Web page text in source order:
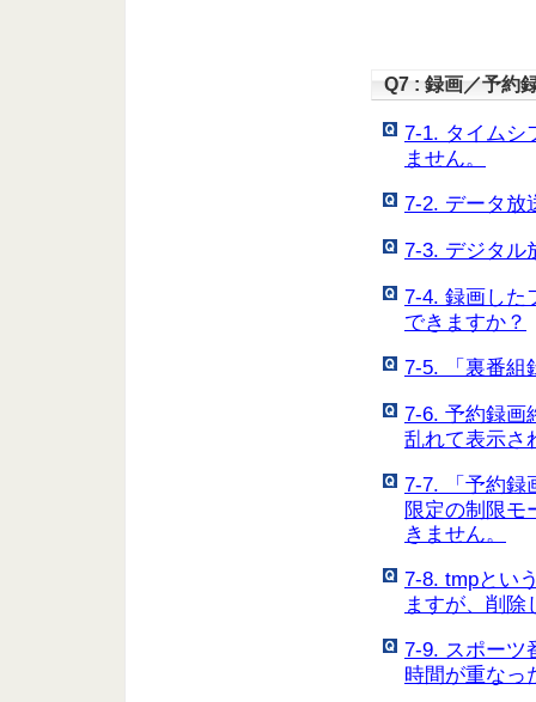
Q7 : 録画／予約
7-1. タイムシ
ません。
7-2. データ放
7-3. デジタル
7-4. 録画した
できますか？
7-5. 「裏番組
7-6. 予約録画
乱れて表示さ
7-7. 「予約録
限定の制限モ
きません。
7-8. tmpとい
ますが、削除
7-9. スポーツ
時間が重なっ